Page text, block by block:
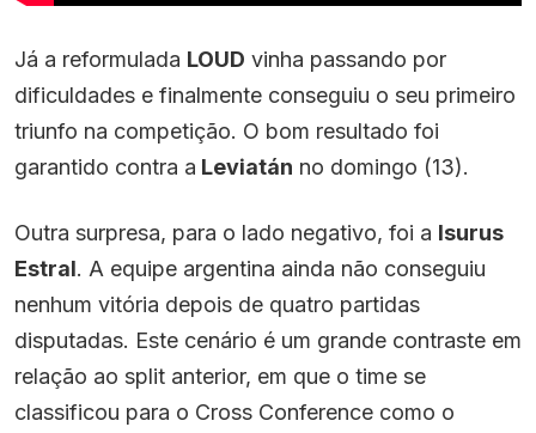
Já a reformulada LOUD vinha passando por
dificuldades e finalmente conseguiu o seu primeiro
triunfo na competição. O bom resultado foi
garantido contra a Leviatán no domingo (13).
Outra surpresa, para o lado negativo, foi a Isurus
Estral. A equipe argentina ainda não conseguiu
nenhum vitória depois de quatro partidas
disputadas. Este cenário é um grande contraste em
relação ao split anterior, em que o time se
classificou para o Cross Conference como o